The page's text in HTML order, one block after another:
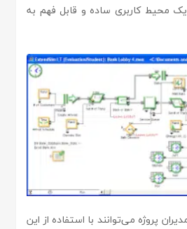
یک محیط کاربری ساده و قابل فهم به
پروژه می‌توانند با استفاده از این